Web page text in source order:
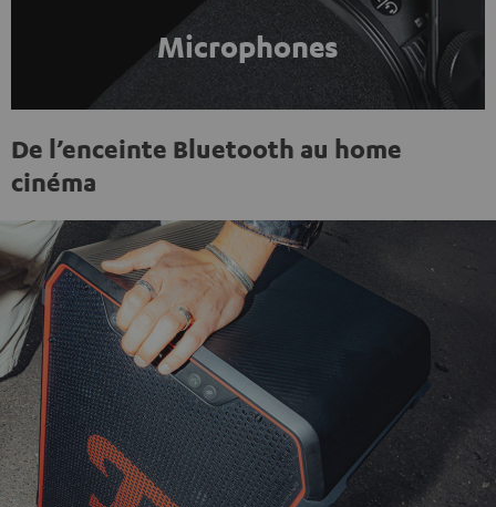
Microphones
De l’enceinte Bluetooth au home
cinéma